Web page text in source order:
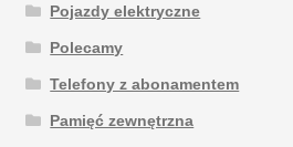
Pojazdy elektryczne
Polecamy
Telefony z abonamentem
Pamięć zewnętrzna